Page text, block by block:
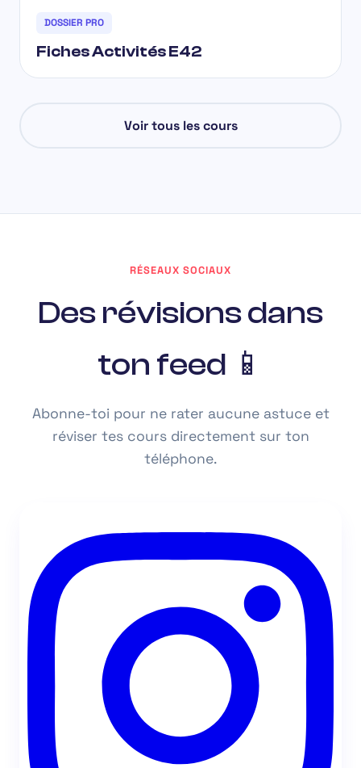
DOSSIER PRO
Fiches Activités E42
Voir tous les cours
RÉSEAUX SOCIAUX
Des révisions dans
ton feed 📱
Abonne-toi pour ne rater aucune astuce et
réviser tes cours directement sur ton
téléphone.